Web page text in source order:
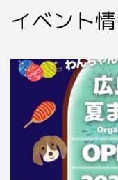
イベント